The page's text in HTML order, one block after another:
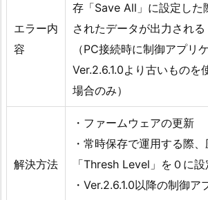
エラー内
容
存「Save All」に設定した
されたデータが出力される
（PC接続時に制御アプリ
Ver.2.6.1.0より古いものを
場合のみ）
解決方法
・ファームウェアの更新
・常時保存で運用する際
「Thresh Level」を０に設
・Ver.2.6.1.0以降の制御